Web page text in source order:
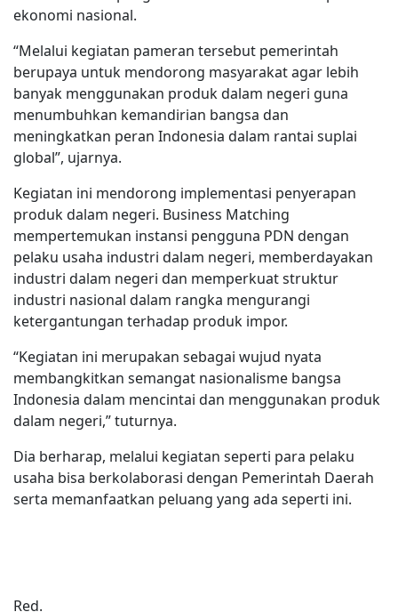
ekonomi nasional.
“Melalui kegiatan pameran tersebut pemerintah
berupaya untuk mendorong masyarakat agar lebih
banyak menggunakan produk dalam negeri guna
menumbuhkan kemandirian bangsa dan
meningkatkan peran Indonesia dalam rantai suplai
global”, ujarnya.
Kegiatan ini mendorong implementasi penyerapan
produk dalam negeri. Business Matching
mempertemukan instansi pengguna PDN dengan
pelaku usaha industri dalam negeri, memberdayakan
industri dalam negeri dan memperkuat struktur
industri nasional dalam rangka mengurangi
ketergantungan terhadap produk impor.
“Kegiatan ini merupakan sebagai wujud nyata
membangkitkan semangat nasionalisme bangsa
Indonesia dalam mencintai dan menggunakan produk
dalam negeri,” tuturnya.
Dia berharap, melalui kegiatan seperti para pelaku
usaha bisa berkolaborasi dengan Pemerintah Daerah
serta memanfaatkan peluang yang ada seperti ini.
Red.